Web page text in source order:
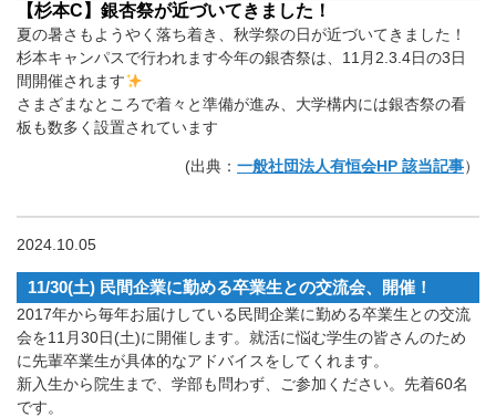
【杉本C】銀杏祭が近づいてきました！
夏の暑さもようやく落ち着き、秋学祭の日が近づいてきました！
杉本キャンパスで行われます今年の銀杏祭は、11月2.3.4日の3日
間開催されます
さまざまなところで着々と準備が進み、大学構内には銀杏祭の看
板も数多く設置されています
(出典： 一般社団法人有恒会HP 該当記事）
2024.10.05
11/30(土) 民間企業に勤める卒業生との交流会、開催！
2017年から毎年お届けしている民間企業に勤める卒業生との交流
会を11月30日(土)に開催します。就活に悩む学生の皆さんのため
に先輩卒業生が具体的なアドバイスをしてくれます。
新入生から院生まで、学部も問わず、ご参加ください。先着60名
です。